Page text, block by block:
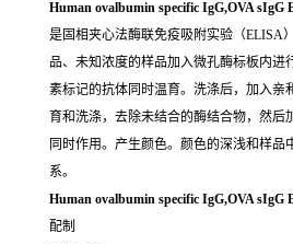
Human ovalbumin specific IgG,OVA sIgG
是固相夹心法酶联免疫吸附实验（ELISA
品、未知浓度的样品加入微孔酶标板内进
素标记的抗体同时温育。洗涤后，加入亲
育和洗涤，去除未结合的酶结合物，然后
同时作用。产生颜色。颜色的深浅和样品
系。
Human ovalbumin specific IgG,OVA sIgG
配制